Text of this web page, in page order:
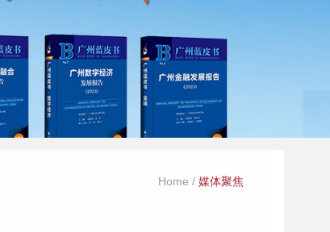
Home / 媒体聚焦